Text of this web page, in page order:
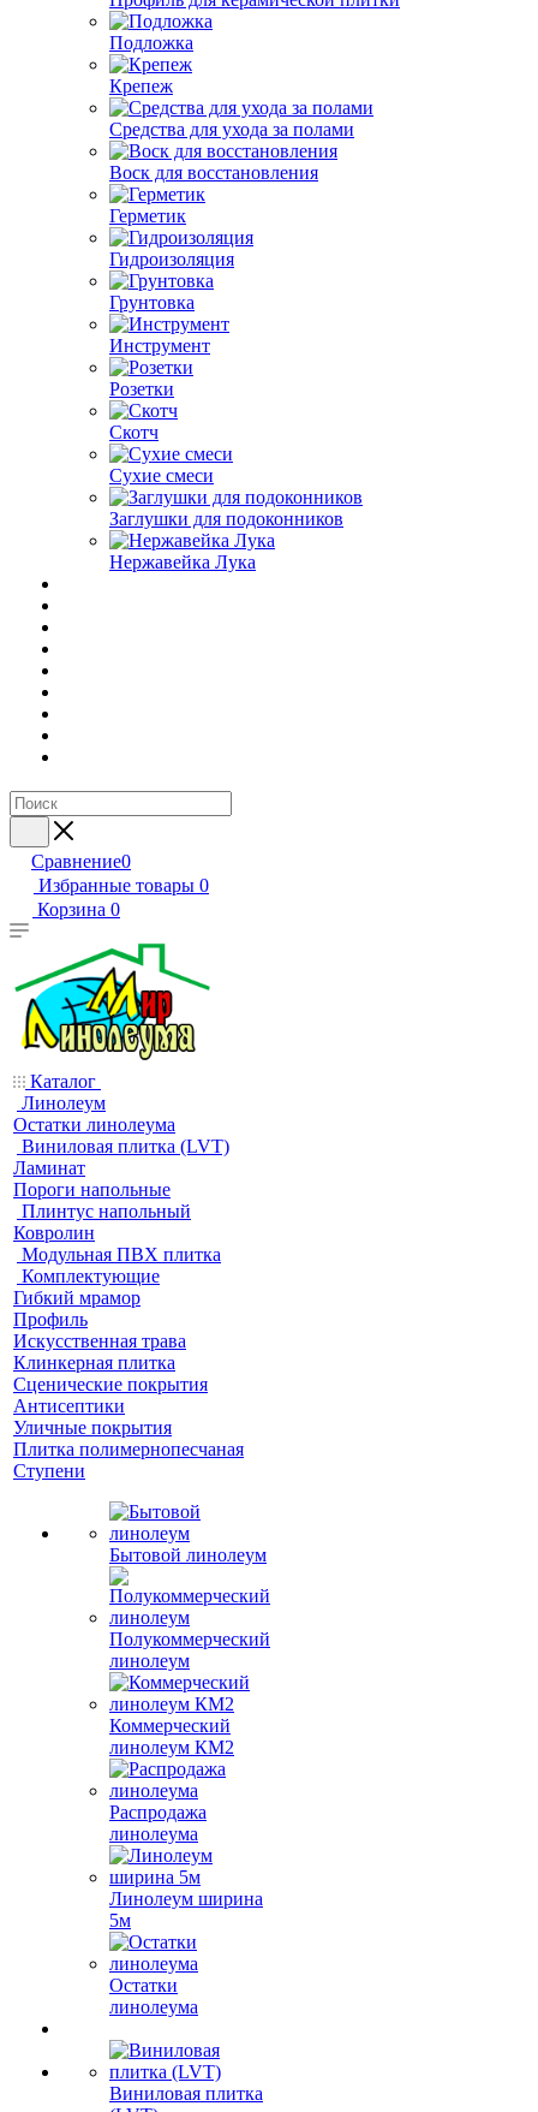
Подложка
Крепеж
Средства для ухода за полами
Воск для восстановления
Герметик
Гидроизоляция
Грунтовка
Инструмент
Розетки
Скотч
Сухие смеси
Заглушки для подоконников
Нержавейка Лука
Сравнение0
Избранные товары 0
Корзина 0
Каталог
Линолеум
Остатки линолеума
Виниловая плитка (LVT)
Ламинат
Пороги напольные
Плинтус напольный
Ковролин
Модульная ПВХ плитка
Комплектующие
Гибкий мрамор
Профиль
Искусственная трава
Клинкерная плитка
Сценические покрытия
Антисептики
Уличные покрытия
Плитка полимернопесчаная
Ступени
Бытовой линолеум
Полукоммерческий
линолеум
Коммерческий
линолеум КМ2
Распродажа
линолеума
Линолеум ширина
5м
Остатки
линолеума
Виниловая плитка